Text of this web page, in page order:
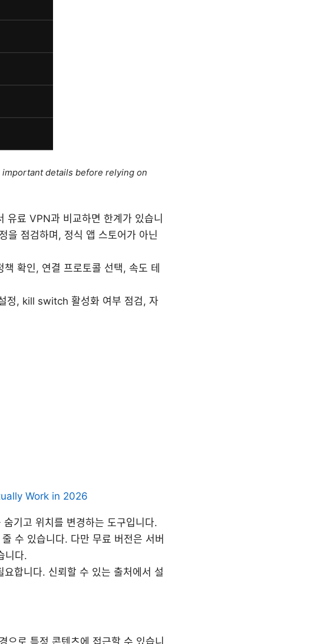
details before relying on
유료 VPN과 비교하면 한계가 있습니
을 점검하며, 정식 앱 스토어가 아닌
확인, 연결 프로토콜 선택, 속도 테
정, kill switch 활성화 여부 점검, 자
Work in 2026
기고 위치를 변경하는 도구입니다.
수 있습니다. 다만 무료 버전은 서버
니다.
합니다. 신뢰할 수 있는 출처에서 설
으로 특정 콘텐츠에 접근할 수 있습니